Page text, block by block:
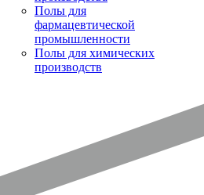
Полы для
фармацевтической
промышленности
Полы для химических
производств